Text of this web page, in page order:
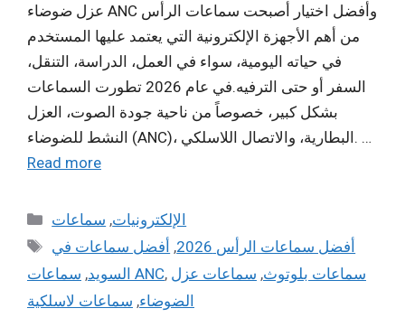
عزل ضوضاء ANC وأفضل اختيار أصبحت سماعات الرأس
من أهم الأجهزة الإلكترونية التي يعتمد عليها المستخدم
في حياته اليومية، سواء في العمل، الدراسة، التنقل،
السفر أو حتى الترفيه.في عام 2026 تطورت السماعات
بشكل كبير، خصوصاً من ناحية جودة الصوت، العزل
النشط للضوضاء (ANC)، البطارية، والاتصال اللاسلكي. …
Read more
Categoriesالإلكترونيات, سماعات
Tags
أفضل سماعات الرأس 2026 , أفضل سماعات في
السويد, سماعات ANC, سماعات بلوتوث, سماعات عزل
الضوضاء, سماعات لاسلكية